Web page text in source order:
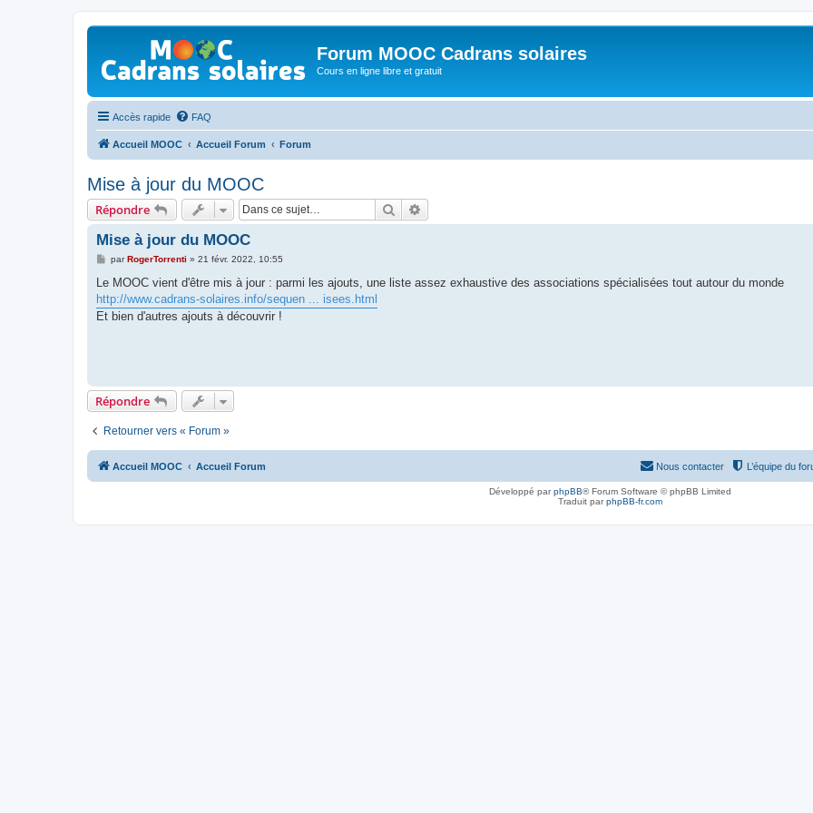
Forum MOOC Cadrans solaires
Cours en ligne libre et gratuit
Accès rapide FAQ
Accueil MOOC Accueil Forum Forum
Mise à jour du MOOC
Répondre Rechercher
Mise à jour du MOOC
M
s
a
g
e
parRogerTorrenti » 21 févr. 2022, 10:55
Le MOOC vient d'être mis à jour : parmi les ajouts, une liste assez exhaustive des associations spécialisées tout autour du monde
http://www.cadrans-solaires.info/sequen ... isees.html
Et bien d'autres ajouts à découvrir !
Répondre
Retourner vers « Forum »
Accueil MOOC Accueil Forum L’équipe du
Nous contacter
Développé parphpBB® Forum Software © phpBB Limited
Traduit parphpBB-fr.com